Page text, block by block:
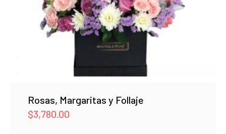
Rosas, Margaritas y Follaje
$3,780.00